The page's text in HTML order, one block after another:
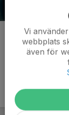
Kommentarer
Vi
webbplats
även för